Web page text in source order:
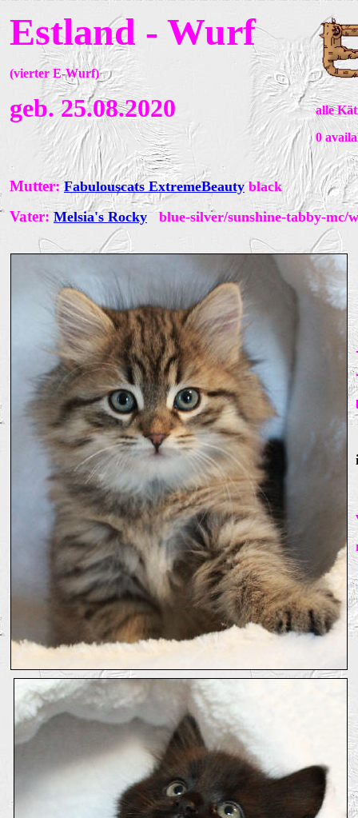
Estland - Wurf
(vierter E-Wurf)
geb. 25.08.2020
alle
0
Mutter:Fabulouscats ExtremeBeauty black
Vater: Melsia's Rocky blue-silver/sunshine-tabby-mc/